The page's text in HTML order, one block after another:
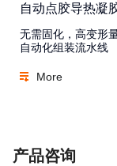
自动点胶导热凝
无需固化，高变形
自动化组装流水线
More
产品咨询